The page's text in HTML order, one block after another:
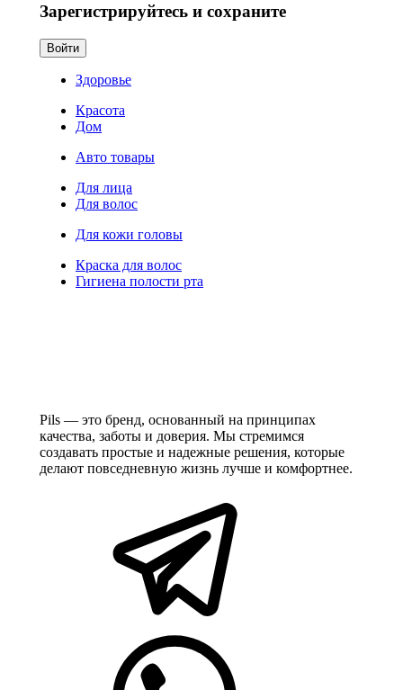
Зарегистрируйтесь и сохраните
Войти
Здоровье
Красота
Дом
Авто товары
Для лица
Для волос
Для кожи головы
Краска для волос
Гигиена полости рта
Pils — это бренд, основанный на принципах
качества, заботы и доверия. Мы стремимся
создавать простые и надежные решения, которые
делают повседневную жизнь лучше и комфортнее.